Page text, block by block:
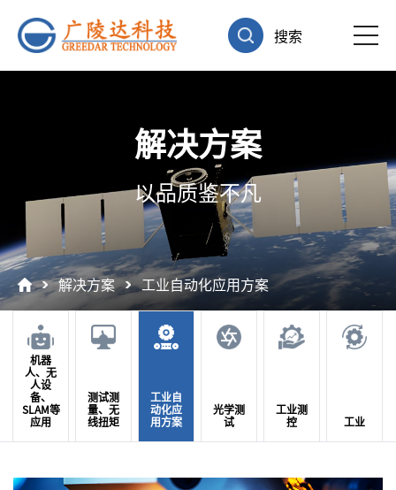
搜索
解决方案
以品质鉴不凡
解决方案 工业自动化应用方案
机器
人、无
人设
备、
SLAM等
应用
测试测
量、无
线扭矩
工业自
动化应
用方案
光学测
试
工业测
控
工业